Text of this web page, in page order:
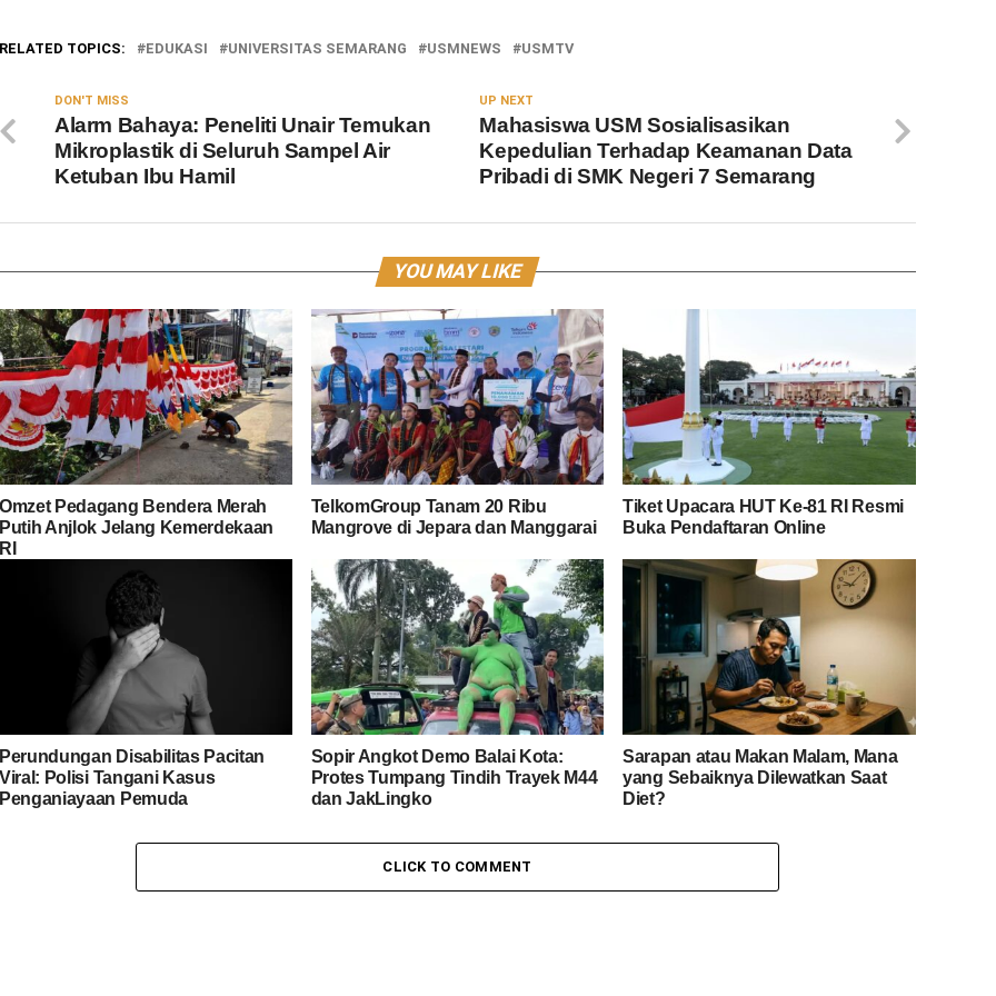
RELATED TOPICS: EDUKASI UNIVERSITAS SEMARANG USMNEWS USMTV
UP NEXT
Mahasiswa USM Sosialisasikan
Kepedulian Terhadap Keamanan Data
Pribadi di SMK Negeri 7 Semarang
DON'T MISS
Alarm Bahaya: Peneliti Unair Temukan
Mikroplastik di Seluruh Sampel Air
Ketuban Ibu Hamil
YOU MAY LIKE
Omzet Pedagang Bendera Merah
Putih Anjlok Jelang Kemerdekaan
RI
TelkomGroup Tanam 20 Ribu
Mangrove di Jepara dan Manggarai
Tiket Upacara HUT Ke-81 RI Resmi
Buka Pendaftaran Online
Perundungan Disabilitas Pacitan
Viral: Polisi Tangani Kasus
Penganiayaan Pemuda
Sopir Angkot Demo Balai Kota:
Protes Tumpang Tindih Trayek M44
dan JakLingko
Sarapan atau Makan Malam, Mana
yang Sebaiknya Dilewatkan Saat
Diet?
CLICK TO COMMENT